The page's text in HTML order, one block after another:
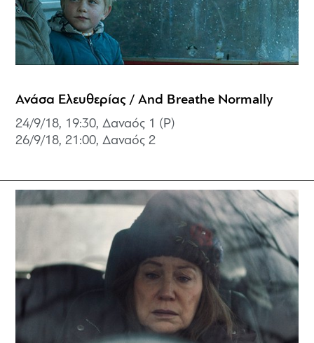
Ανάσα Ελευθερίας / And Breathe Normally
24/9/18, 19:30, Δαναός 1 (P)
26/9/18, 21:00,Δαναός 2